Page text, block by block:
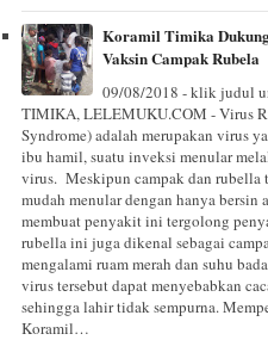
Koramil Timika
Vaksin Campak Rubela
09/08/2018 - klik judul
TIMIKA, LELEMUKU.COM - Virus
Syndrome) adalah merupakan virus
ibu hamil, suatu inveksi menular
virus. Meskipun campak dan rubella
mudah menular dengan hanya
membuat penyakit ini tergolong
rubella ini juga dikenal sebagai
mengalami ruam merah dan suhu
virus tersebut dapat menyebabkan
sehingga lahir tidak sempurna.
Koramil…